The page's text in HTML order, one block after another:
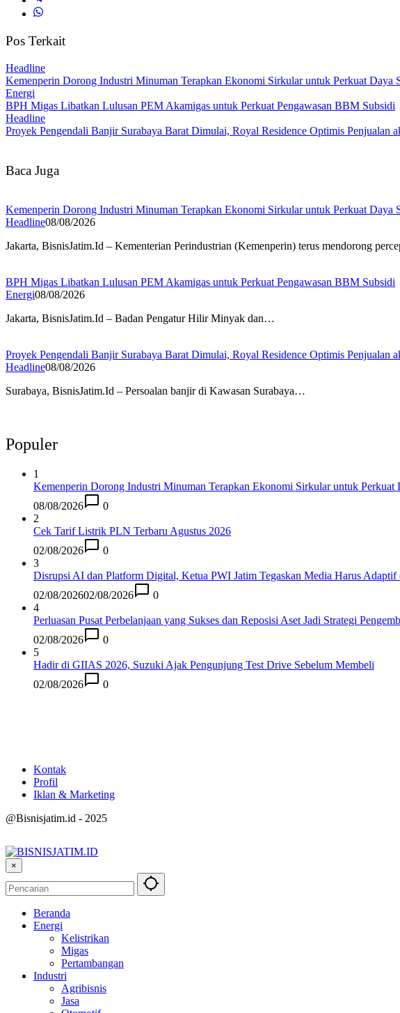
Pos Terkait
Headline
Kemenperin Dorong Industri Minuman Terapkan Ekonomi Sirkular untuk Perkuat Daya
Energi
BPH Migas Libatkan Lulusan PEM Akamigas untuk Perkuat Pengawasan BBM Subsidi
Headline
Proyek Pengendali Banjir Surabaya Barat Dimulai, Royal Residence Optimis Penjualan
Baca Juga
Kemenperin Dorong Industri Minuman Terapkan Ekonomi Sirkular untuk Perkuat Daya
Headline08/08/2026
Jakarta, BisnisJatim.Id – Kementerian Perindustrian (Kemenperin) terus mendorong
BPH Migas Libatkan Lulusan PEM Akamigas untuk Perkuat Pengawasan BBM Subsidi
Energi08/08/2026
Jakarta, BisnisJatim.Id – Badan Pengatur Hilir Minyak dan…
Proyek Pengendali Banjir Surabaya Barat Dimulai, Royal Residence Optimis Penjualan
Headline08/08/2026
Surabaya, BisnisJatim.Id – Persoalan banjir di Kawasan Surabaya…
Populer
1
Kemenperin Dorong Industri Minuman Terapkan Ekonomi Sirkular untuk Perkuat
08/08/2026
0
2
Cek Tarif Listrik PLN Terbaru Agustus 2026
02/08/2026
0
3
Disrupsi AI dan Platform Digital, Ketua PWI Jatim Tegaskan Media Harus Adaptif
02/08/202602/08/2026
0
4
Perluasan Pusat Perbelanjaan yang Sukses dan Reposisi Aset Jadi Strategi
02/08/2026
0
5
Hadir di GIIAS 2026, Suzuki Ajak Pengunjung Test Drive Sebelum Membeli
02/08/2026
0
Kontak
Profil
Iklan & Marketing
@Bisnisjatim.id - 2025
×
Beranda
Energi
Kelistrikan
Migas
Pertambangan
Industri
Agribisnis
Jasa